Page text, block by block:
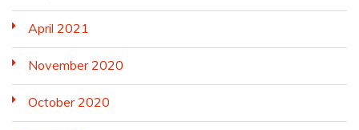
April 2021
November 2020
October 2020